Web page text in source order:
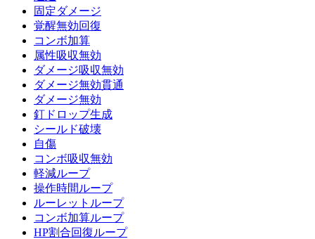
固定ダメージ
覚醒無効回復
コンボ加算
属性吸収無効
ダメージ吸収無効
ダメージ無効貫通
ダメージ無効
釘ドロップ生成
シールド破壊
自傷
コンボ吸収無効
軽減ループ
操作時間ループ
ルーレットループ
コンボ加算ループ
HP割合回復ループ